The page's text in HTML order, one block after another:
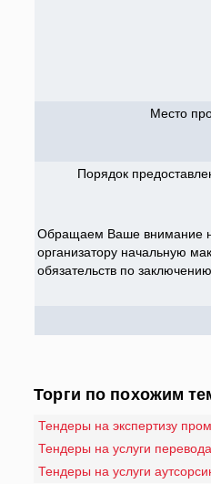
Место
Порядок
Обращаем Ваше внимание
организатору начальную
обязательств по
Торги по похожим
Тендеры на экспертизу
Тендеры на услуги перевода
Тендеры на услуги